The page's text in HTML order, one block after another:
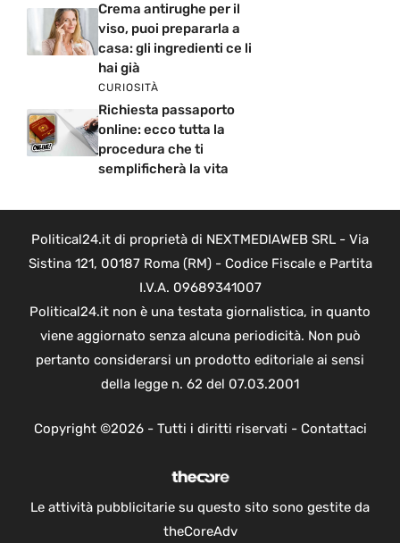
Crema antirughe per il
viso, puoi prepararla a
casa: gli ingredienti ce li
hai già
CURIOSITÀ
Richiesta passaporto
online: ecco tutta la
procedura che ti
semplificherà la vita
Political24.it di proprietà di NEXTMEDIAWEB SRL - Via
Sistina 121, 00187 Roma (RM) - Codice Fiscale e Partita
I.V.A. 09689341007
Political24.it non è una testata giornalistica, in quanto
viene aggiornato senza alcuna periodicità. Non può
pertanto considerarsi un prodotto editoriale ai sensi
della legge n. 62 del 07.03.2001
Copyright ©2026 - Tutti i diritti riservati - Contattaci
Le attività pubblicitarie su questo sito sono gestite da
theCoreAdv